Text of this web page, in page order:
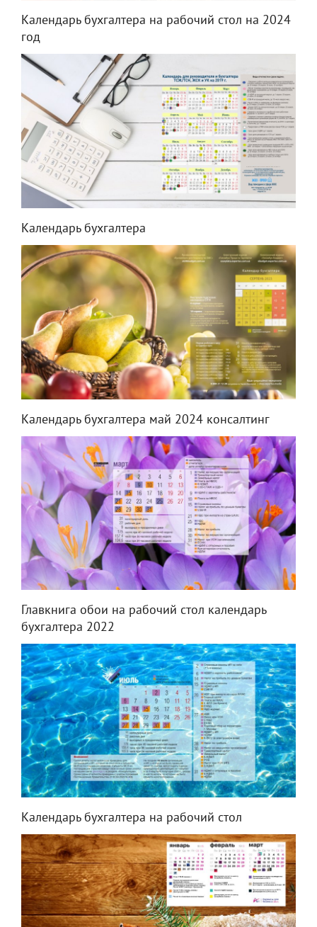
Календарь бухгалтера на рабочий стол на 2024
год
Календарь бухгалтера
Календарь бухгалтера май 2024 консалтинг
Главкнига обои на рабочий стол календарь
бухгалтера 2022
Календарь бухгалтера на рабочий стол